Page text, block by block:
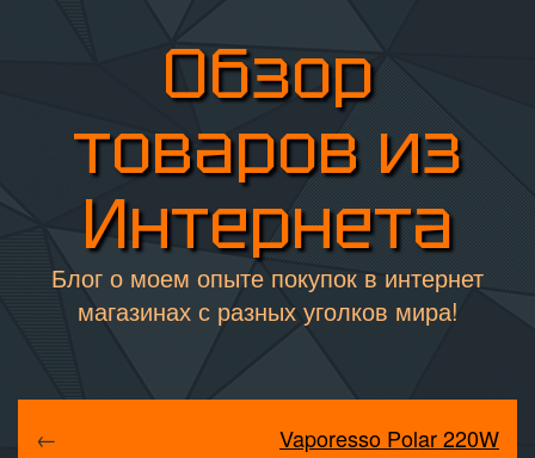
Обзор
товаров из
Интернета
Блог о моем опыте покупок в интернет
магазинах с разных уголков мира!
←
Vaporesso Polar 220W